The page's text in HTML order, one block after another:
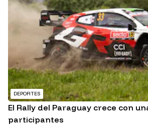
DEPORTES
El Rally del Paraguay crece con
participantes